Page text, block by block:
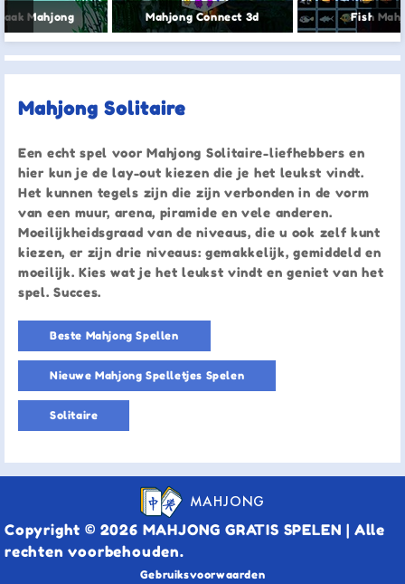
Mahjong Mahjong Connect 3d Fish
Mahjong Solitaire
Een echt spel voor Mahjong Solitaire-liefhebbers en
hier kun je de lay-out kiezen die je het leukst vindt.
Het kunnen tegels zijn die zijn verbonden in de vorm
van een muur, arena, piramide en vele anderen.
Moeilijkheidsgraad van de niveaus, die u ook zelf kunt
kiezen, er zijn drie niveaus: gemakkelijk, gemiddeld en
moeilijk. Kies wat je het leukst vindt en geniet van het
spel. Succes.
Beste Mahjong Spellen
Nieuwe Mahjong Spelletjes Spelen
Solitaire
MAHJONG
Copyright © 2026 MAHJONG GRATIS SPELEN | Alle
rechten voorbehouden.
Gebruiksvoorwaarden